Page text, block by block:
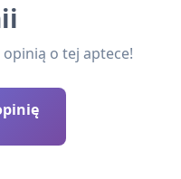
o tej aptece!